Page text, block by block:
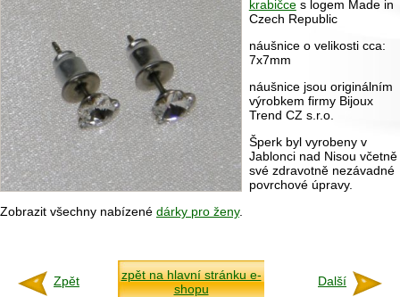
krabičces logem Made in
Czech Republic
náušnice o velikosti cca:
7x7mm
náušnice jsou originálním
výrobkem firmy Bijoux
Trend CZ s.r.o.
Šperk byl vyrobeny v
Jablonci nad Nisou včetně
své zdravotně nezávadné
povrchové úpravy.
Zobrazit všechny nabízené dárky pro ženy.
Zpět
zpět na hlavní stránku e-
shopu
Další